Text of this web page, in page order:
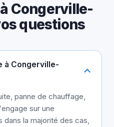
Congerville-
questions
à Congerville-
panne de chauffage,
sur une
dans la majorité des cas,